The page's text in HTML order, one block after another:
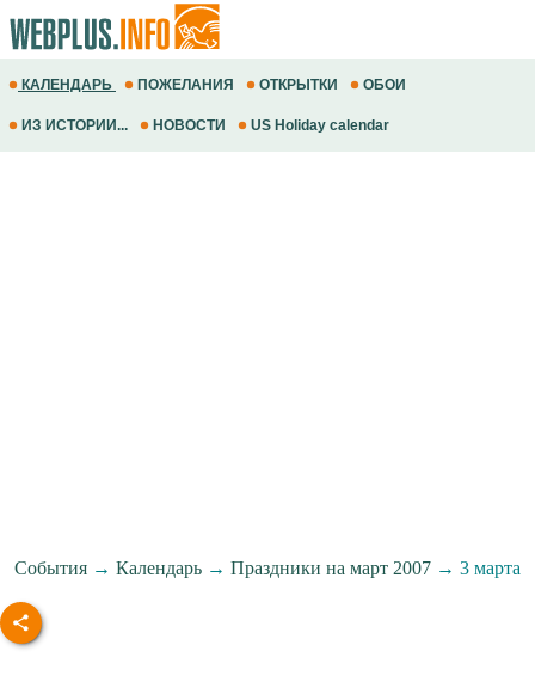
КАЛЕНДАРЬ ПОЖЕЛАНИЯ ОТКРЫТКИ ОБОИ
ИЗ ИСТОРИИ... НОВОСТИ US Holiday calendar
События → Календарь → Праздники на март 2007 → 3 марта